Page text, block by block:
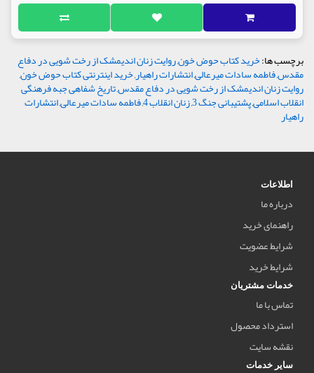
برچسب ها:خرید کتاب حوض خون,روایت زنان اندیمشک از رخت شویی در دفاع
مقدس,فاطمه سادات میرعالی,انتشارات راهیار,خرید اینترنتی کتاب حوض خون,
روایت زنان اندیمشک از رخت شویی در دفاع مقدس,تاریخ شفاهی جبه فرهنگی
انقلاب اسلامی,پشتیبانی جنگ 3 ,زنان انقلاب 4 ,فاطمه سادات میرعالی,انتشارات
راهیار
اطلاعات
درباره ما
راهنمای خرید
شرایط عضویت
شرایط خرید
خدمات مشتریان
تماس با ما
استرداد محصول
نقشه سایت
سایر خدمات